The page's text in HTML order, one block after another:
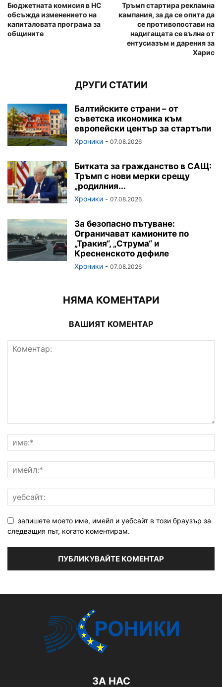
Бюджетната комисия в НС
обсъжда изменението на
капиталовата програма за
общините
Тръмп стартира рекламна
кампания, за да се опита да
се противопостави на
надигащата се вълна от
ентусиазъм и дарения за
Харис
ДРУГИ СТАТИИ
Балтийските страни – от
съветска икономика към
европейски център за стартъпи
Хроники - 07.08.2026
Битката за гражданство в САЩ:
Тръмп с нови мерки срещу
„родилния...
Хроники - 07.08.2026
За безопасно пътуване:
Ограничават камионите по
„Тракия“, „Струма“ и
Кресненското дефиле
Хроники - 07.08.2026
НЯМА КОМЕНТАРИ
ВАШИЯТ КОМЕНТАР
запишете моето име, имейл и уебсайт в този браузър за
следващия път, когато коментирам.
ЗА НАС